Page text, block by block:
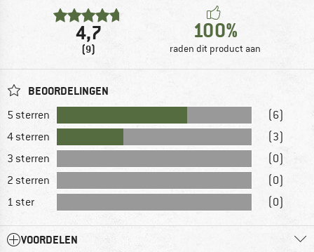
4,7
(9)
100%
raden dit product aan
BEOORDELINGEN
5 sterren
(6)
4 sterren
(3)
3 sterren
(0)
2 sterren
(0)
1 ster
(0)
VOORDELEN